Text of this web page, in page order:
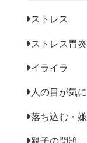
ストレス
ストレス胃炎
イライラ
人の目が気
落ち込む・